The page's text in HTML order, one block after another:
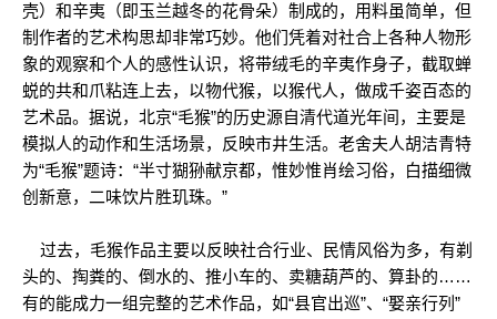
壳）和辛夷（即玉兰越冬的花骨朵）制成的，用料虽简单，但
制作者的艺术构思却非常巧妙。他们凭着对社合上各种人物形
象的观察和个人的感性认识，将带绒毛的辛夷作身子，截取蝉
蜕的共和爪粘连上去，以物代猴，以猴代人，做成千姿百态的
艺术品。据说，北京“毛猴”的历史源自清代道光年间，主要是
模拟人的动作和生活场景，反映市井生活。老舍夫人胡洁青特
为“毛猴”题诗：“半寸猢狲献京都，惟妙惟肖绘习俗，白描细微
创新意，二味饮片胜玑珠。”
过去，毛猴作品主要以反映社合行业、民情风俗为多，有剃
头的、掏粪的、倒水的、推小车的、卖糖葫芦的、算卦的……
有的能成力一组完整的艺术作品，如“县官出巡”、“娶亲行列”